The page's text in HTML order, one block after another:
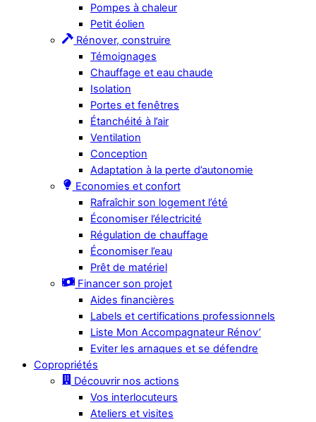
Pompes à chaleur
Petit éolien
Rénover, construire
Témoignages
Chauffage et eau chaude
Isolation
Portes et fenêtres
Étanchéité à l’air
Ventilation
Conception
Adaptation à la perte d’autonomie
Economies et confort
Rafraîchir son logement l’été
Économiser l’électricité
Régulation de chauffage
Économiser l’eau
Prêt de matériel
Financer son projet
Aides financières
Labels et certifications professionnels
Liste Mon Accompagnateur Rénov’
Eviter les arnaques et se défendre
Copropriétés
Découvrir nos actions
Vos interlocuteurs
Ateliers et visites